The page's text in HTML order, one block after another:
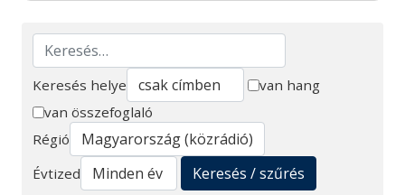
Keresés
Keresés helye
van hang
van összefoglaló
Régió
Évtized
Keresés / szűrés